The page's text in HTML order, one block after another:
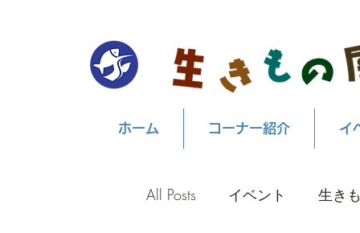
ホーム コーナー紹介 イ
All Posts イベント 生き